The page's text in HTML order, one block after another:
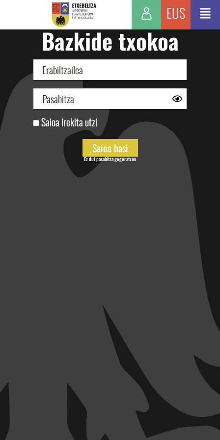
EUS
Bazkide txokoa
Saioa irekita utzi
Ez dut pasahitza gogoratzen